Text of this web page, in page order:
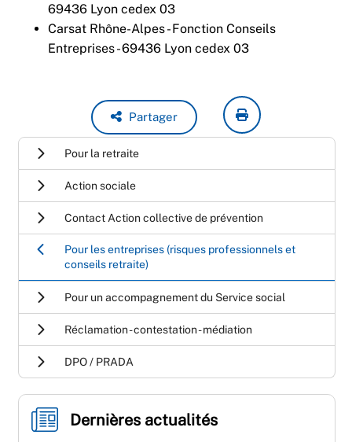
69436 Lyon cedex 03
Carsat Rhône-Alpes - Fonction Conseils
Entreprises - 69436 Lyon cedex 03
Partager
Pour la retraite
Action sociale
Contact Action collective de prévention
Pour les entreprises (risques professionnels et
conseils retraite)
Pour un accompagnement du Service social
Réclamation - contestation - médiation
DPO / PRADA
Dernières actualités